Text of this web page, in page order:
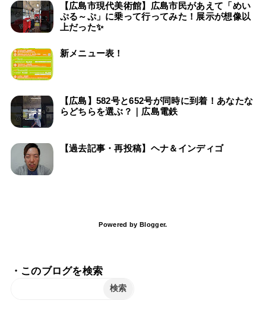
【広島市現代美術館】広島市民があえて「めい
ぷる～ぷ」に乗って行ってみた！展示が想像以
上だった✨
新メニュー表！
【広島】582号と652号が同時に到着！あなたな
らどちらを選ぶ？｜広島電鉄
【過去記事・再投稿】ヘナ＆インディゴ
Powered by Blogger.
・このブログを検索